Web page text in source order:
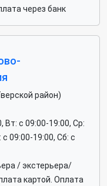
через банк
район)
Вт: c 09:00-19:00, Ср:
09:00-19:00, Сб: c
/ экстерьера/
картой. Оплата